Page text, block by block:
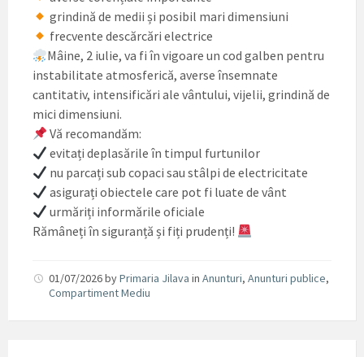
grindină de medii și posibil mari dimensiuni
frecvente descărcări electrice
Mâine, 2 iulie, va fi în vigoare un cod galben pentru
instabilitate atmosferică, averse însemnate
cantitativ, intensificări ale vântului, vijelii, grindină de
mici dimensiuni.
Vă recomandăm:
evitați deplasările în timpul furtunilor
nu parcați sub copaci sau stâlpi de electricitate
asigurați obiectele care pot fi luate de vânt
urmăriți informările oficiale
Rămâneți în siguranță și fiți prudenți!
01/07/2026byPrimaria Jilava in Anunturi, Anunturi publice,
Compartiment Mediu